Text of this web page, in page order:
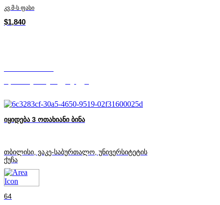
კვ.მ-ს ფასი
$1,840
იყიდება 3 ოთახიანი ბინა
თბილისი, ვაკე-საბურთალო, უნივერსიტეტის
ქუჩა
64